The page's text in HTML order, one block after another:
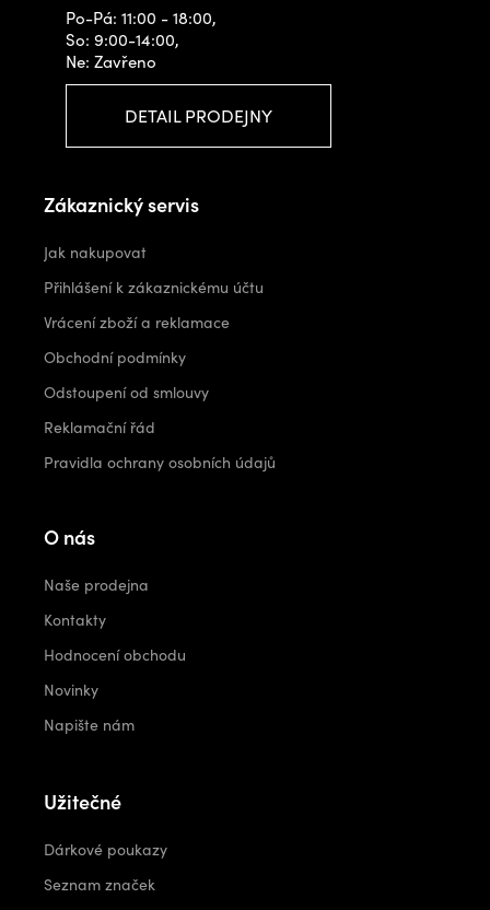
Po-Pá: 11:00 - 18:00,
So: 9:00-14:00,
Ne: Zavřeno
DETAIL PRODEJNY
Zákaznický servis
Jak nakupovat
Přihlášení k zákaznickému účtu
Vrácení zboží a reklamace
Obchodní podmínky
Odstoupení od smlouvy
Reklamační řád
Pravidla ochrany osobních údajů
O nás
Naše prodejna
Kontakty
Hodnocení obchodu
Novinky
Napište nám
Užitečné
Dárkové poukazy
Seznam značek